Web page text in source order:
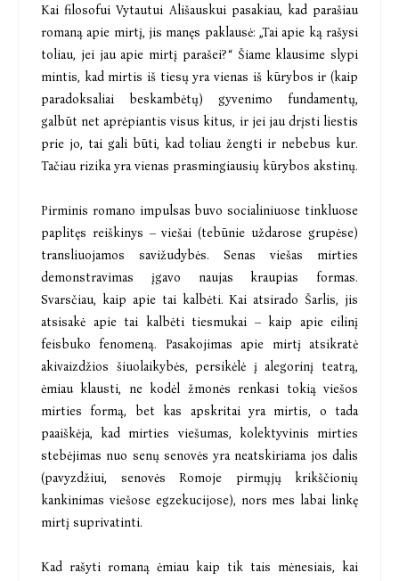
Kai filosofui Vytautui Ališauskui pasakiau, kad parašiau
romaną apie mirtį, jis manęs paklausė: „Tai apie ką rašysi
toliau, jei jau apie mirtį parašei?“ Šiame klausime slypi
mintis, kad mirtis iš tiesų yra vienas iš kūrybos ir (kaip
paradoksaliai beskambėtų) gyvenimo fundamentų,
galbūt net aprėpiantis visus kitus, ir jei jau drįsti liestis
prie jo, tai gali būti, kad toliau žengti ir nebebus kur.
Tačiau rizika yra vienas prasmingiausių kūrybos akstinų.
Pirminis romano impulsas buvo socialiniuose tinkluose
paplitęs reiškinys – viešai (tebūnie uždarose grupėse)
transliuojamos savižudybės. Senas viešas mirties
demonstravimas įgavo naujas kraupias formas.
Svarsčiau, kaip apie tai kalbėti. Kai atsirado Šarlis, jis
atsisakė apie tai kalbėti tiesmukai – kaip apie eilinį
feisbuko fenomeną. Pasakojimas apie mirtį atsikratė
akivaizdžios šiuolaikybės, persikėlė į alegorinį teatrą,
ėmiau klausti, ne kodėl žmonės renkasi tokią viešos
mirties formą, bet kas apskritai yra mirtis, o tada
paaiškėja, kad mirties viešumas, kolektyvinis mirties
stebėjimas nuo senų senovės yra neatskiriama jos dalis
(pavyzdžiui, senovės Romoje pirmųjų krikščionių
kankinimas viešose egzekucijose), nors mes labai linkę
mirtį suprivatinti.
Kad rašyti romaną ėmiau kaip tik tais mėnesiais, kai